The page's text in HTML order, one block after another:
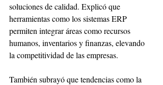
soluciones de calidad. Explicó que
herramientas como los sistemas ERP
permiten integrar áreas como recursos
humanos, inventarios y finanzas, elevando
la competitividad de las empresas.
También subrayó que tendencias como la